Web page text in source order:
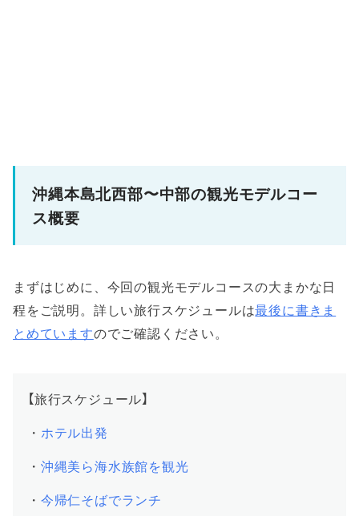
沖縄本島北西部〜中部の観光モデルコー
ス概要
まずはじめに、今回の観光モデルコースの大まかな日
程をご説明。詳しい旅行スケジュールは最後に書きま
とめていますのでご確認ください。
【旅行スケジュール】
・ ホテル出発
・ 沖縄美ら海水族館を観光
・ 今帰仁そばでランチ